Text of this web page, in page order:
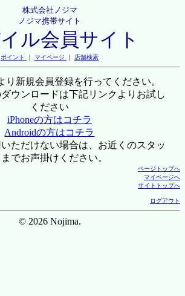
株式会社ノジマ
ノジマ携帯サイト
ル会員サイト
ポイント ｜ マイページ ｜ 店舗検索
り新規会員登録を行ってください。
ウンロードは下記リンクよりお試し
ください
iPhoneの方はコチラ
Androidの方はコチラ
ただけない場合は、お近くのスタッ
でお声掛けください。
ページトップへ
マイページへ
サイトトップへ
ログアウト
© 2026 Nojima.